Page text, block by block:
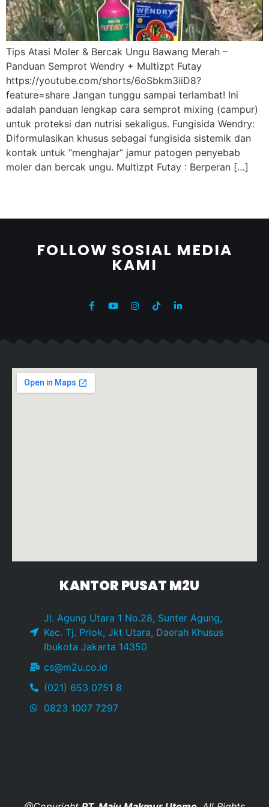
Tips Atasi Moler & Bercak Ungu Bawang Merah –
Panduan Semprot Wendry + Multizpt Futay
https://youtube.com/shorts/6oSbkm3iiD8?
feature=share Jangan tunggu sampai terlambat! Ini
adalah panduan lengkap cara semprot mixing (campur)
untuk proteksi dan nutrisi sekaligus. Fungisida Wendry:
Diformulasikan khusus sebagai fungisida sistemik dan
kontak untuk “menghajar” jamur patogen penyebab
moler dan bercak ungu. Multizpt Futay : Berperan […]
FOLLOW SOSIAL MEDIA
KAMI
KANTOR PUSAT M2U
Jl. Agung Utara 1 No.28, Sunter Agung,
Kec. Tj. Priok, Jkt Utara, Daerah Khusus
Ibukota Jakarta 14350
cs@m2u.co.id
(021) 653 0751 8
0823 1007 7297